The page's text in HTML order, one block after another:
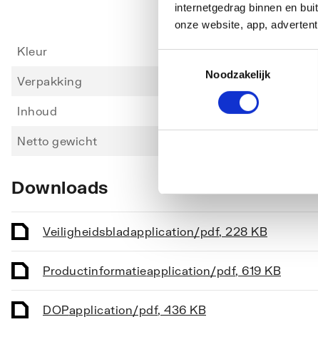
internetgedrag binnen en
onze website, app,
Noodzakelijk
Kleur Wit
Verpakking
Inhoud
Netto gewicht
Downloads
Veiligheidsbladapplication/pdf, 228 KB
Productinformatieapplication/pdf, 619 KB
DOPapplication/pdf, 436 KB